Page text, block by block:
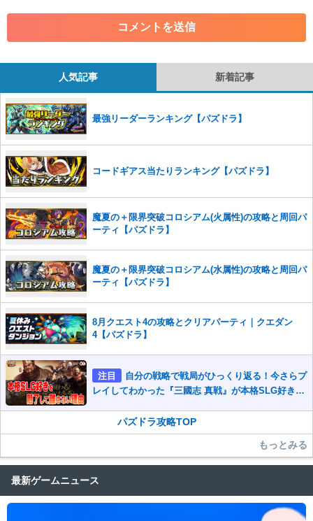
・各ゲームのネタバレを含む内容の投稿
・その他、管理者が不適切と判断した投稿
だけますでしょうか。
コメントの削除を申請する※投稿内容を確認後、順次対応さ
せていただきます。ご了承ください。
※一度削除したコメントは復元ができませんのでご注意くだ
また、過度な利用規約の違反や、弊社に損害の及ぶ内容の書き込みがあ
った場合は、法的措置をとらせていただく場合もございますので、あら
かじめご理解くださいませ。
人気記事 新着記事
最強リーダーランキング【パズドラ】
コードギアス当たりランキング【パズドラ】
魔夏の＋限界突破コロシアム(火属性)の攻略と周回パ
ーティ【パズドラ】
魔夏の＋限界突破コロシアム(水属性)の攻略と周回パ
ーティ【パズドラ】
8月クエスト4の攻略とクリアパーティ｜クエダン
4【パズドラ】
注目
自分の戦略で戦局がひっくり返る！今さらプ
レイしてわかった『三國志 真戦』が本格SLG好きを
パズドラ攻略TOP
もっとみる
最新ゲームニュース